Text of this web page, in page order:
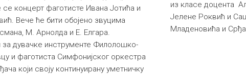
концерт фаготисте Ивана Јотића и
Вече ће бити обојено звуцима
М. Арнолда и Е. Елгара.
за дувачке инструменте Филолошко-
и фаготиста Симфонијског оркестра
који своју континуирану уметничку
из класе доцента
Јелене Роквић и
Младеновића и